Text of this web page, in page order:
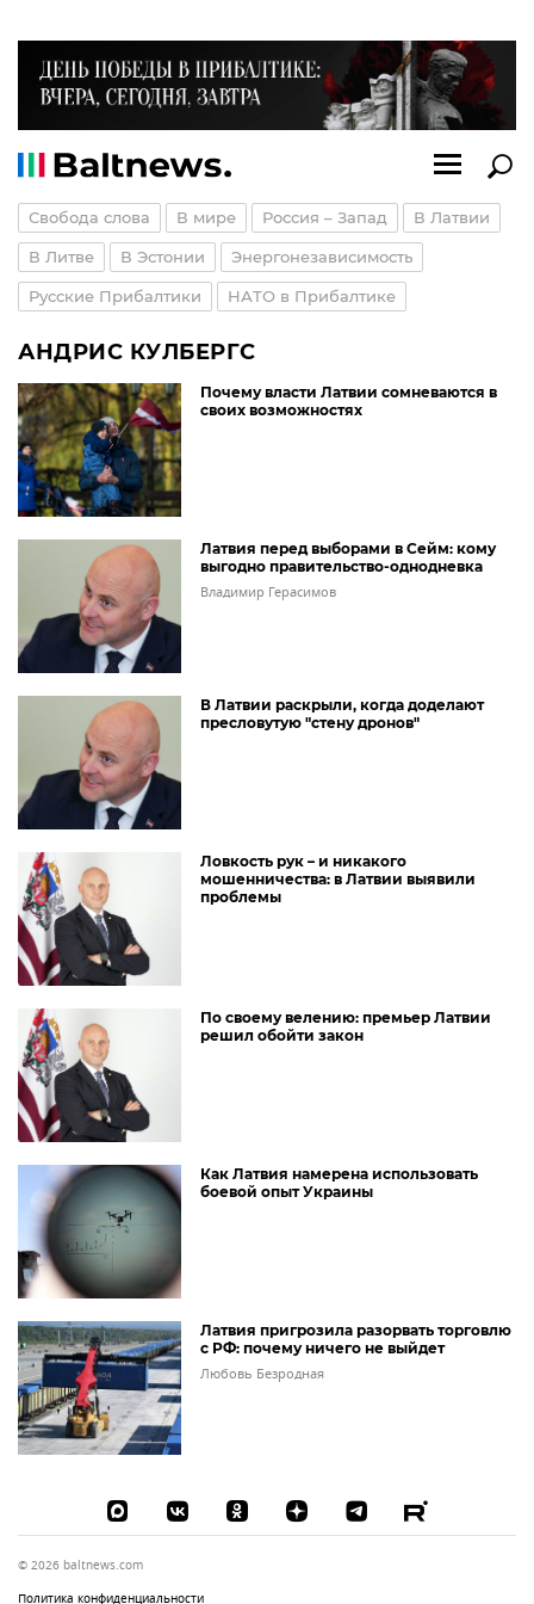
Свобода слова В мире Россия – Запад В Латвии
В Литве В Эстонии Энергонезависимость
Русские Прибалтики НАТО в Прибалтике
АНДРИС КУЛБЕРГС
Почему власти Латвии сомневаются в
своих возможностях
Латвия перед выборами в Сейм: кому
выгодно правительство-однодневка
Владимир Герасимов
В Латвии раскрыли, когда доделают
пресловутую "стену дронов"
Ловкость рук – и никакого
мошенничества: в Латвии выявили
проблемы
По своему велению: премьер Латвии
решил обойти закон
Как Латвия намерена использовать
боевой опыт Украины
Латвия пригрозила разорвать торговлю
с РФ: почему ничего не выйдет
Любовь Безродная
© 2026 baltnews.com
Политика конфиденциальности